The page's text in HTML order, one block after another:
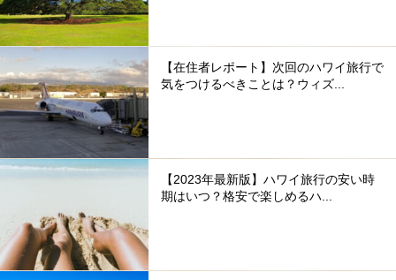
【在住者レポート】次回のハワイ旅行で
気をつけるべきことは？ウィズ...
【2023年最新版】ハワイ旅行の安い時
期はいつ？格安で楽しめるハ...